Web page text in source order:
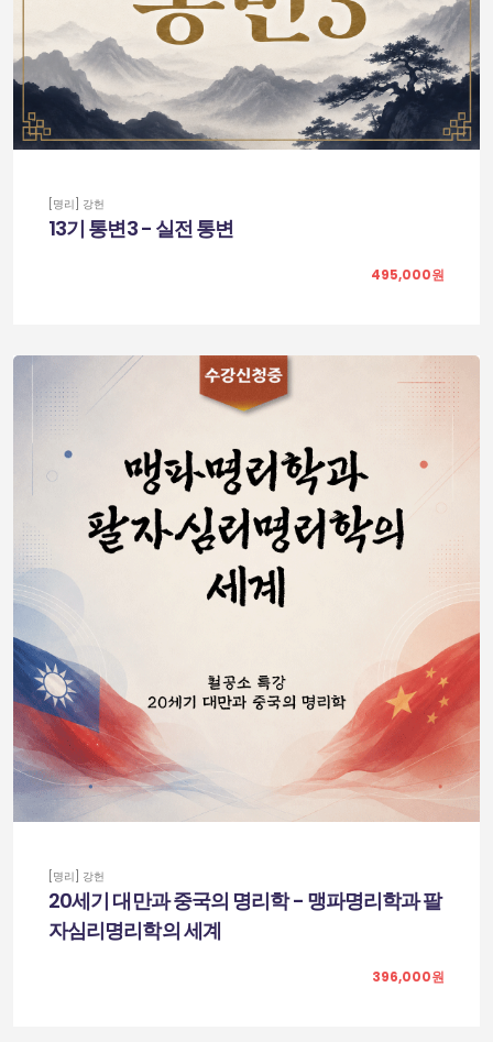
[명리] 강헌
13기 통변3 - 실전 통변
495,000원
[명리] 강헌
20세기 대만과 중국의 명리학 - 맹파명리학과 팔
자심리명리학의 세계
396,000원